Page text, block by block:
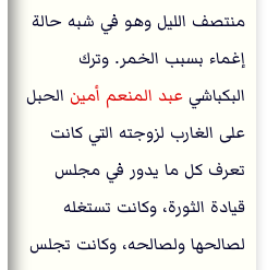
منتصف الليل وهو في شبه حالة
إغماء بسبب الخمر. وترك
البكباشي عبد المنعم أمين الحبل
على الغارب لزوجته التي كانت
تعرف كل ما يدور في مجلس
قيادة الثورة، وكانت تستغله
لصالحها ولصالحه، وكانت تجلس